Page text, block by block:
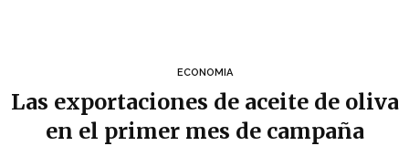
ECONOMIA
Las exportaciones de aceite de oliva
en el primer mes de campaña